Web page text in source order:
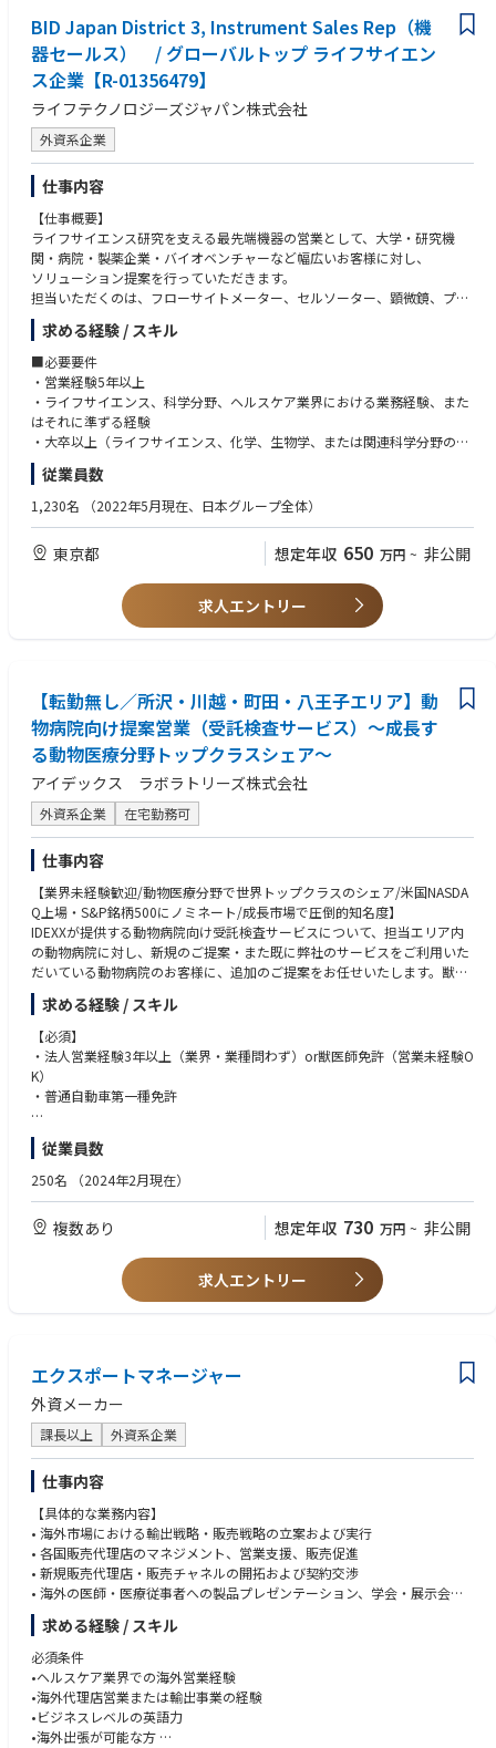
・現場実務を自ら担いながら、社内外の関係者をリードできるプレイング
マネージャー志向
・基本的なPCスキル（Excel、Word、PowerPoint、Teams等）
歓迎要件
・サプライヤー監査、品質契約、工程移管、プロセスバリデーション、リ
スクマネジメントの経験
・ISO 13485認証組織でのQMS運用、SOP・WI・仕様書等の作成または改
訂経験
・薬機法、QMS省令、FDA、CEマーキング、EU MDR等に関する知識また
は関連業務経験
・購買、調達、在庫管理、原価・契約交渉、代替サプライヤー選定の経験
・部門横断プロジェクトまたは少人数チームのマネジメント経験
求める人物像
・製造、品質、薬事、購買、物流の境界を越えて課題を整理し、関係者を
動かせる方
学び、将来的な業務オーナーを目指せる方
・文書・記録の正確性を重視しつつ、供給や納期とのバランスを考えて現
実的な解決策を提示できる方
・役割分担が固定されすぎていない環境でも、優先順位を判断し、柔軟に
手を動かせる方
BID Japan District 3, Instrument Sales Rep（機
器セールス） / グローバルトップ ライフサイエン
ス企業【R-01356479】
ライフテクノロジーズジャパン株式会社
外資系企業
仕事内容
【仕事概要】
ライフサイエンス研究を支える最先端機器の営業として、大学・研究機
関・病院・製薬企業・バイオベンチャーなど幅広いお客様に対し、
ソリューション提案を行っていただきます。
担当いただくのは、フローサイトメーター、セルソーター、顕微鏡、プレ
ートリーダー、自動核酸抽出装置、NanoDropなど、
研究現場に欠かせない中大型機器群です。
近年、当事業は継続的な成長を続けており、大型機器ビジネスも拡大して
います。今後も新製品の上市を予定しており、
市場成長とともに営業として大きな裁量とチャレンジ機会を得られる環境
です。
を深く理解し、最適なソリューションを提案する
「コンサルティブ セリング（提案型営業）」を実践いただきます。
信頼されるアドバイザーとして、お客様の研究成果や事業目標の達成を支
援しながら、長期的なパートナーシップを構築していただきます。
スのポートフォリオを活用し、お客様とともに
「より健康で、よりクリーンで、より安全な世界」の実現に貢献していた
・研究・医療分野のお客様への提案営業
大学・研究機関を中心に、病院、製薬企業、バイオベンチャー、中小企
業などのお客様に対して営業活動を行います。
お客様の研究テーマ、アプリケーション、ワークフローや課題を深く理
解し、最適な機器・試薬・サービスを組み合わせた
ソリューション提案を行います。
・大型機器・先端機器の提案
フローサイトメーター、セルソーター、顕微鏡、プレートリーダー、自
動核酸抽出装置、NanoDropなどの先端機器を担当いただきます。
数百万円から数千万円規模の大型案件や研究設備導入プロジェクトを推
進し、高度な提案力やプロジェクトマネジメント力を発揮いただきます。
・戦略的営業計画の策定・実行
担当エリアおよび主要顧客に対する営業戦略を立案し、売上目標達成に
向けたアクションプランを実行します。
市場動向や顧客ニーズを分析し、新規案件の創出および既存顧客との取
引拡大を推進します。
・主要顧客との関係構築
研究者、医師、施設責任者、購買担当者、経営層など、さまざまなステ
ークホルダーとの関係を構築し、
長期的なパートナーシップを形成します。
・代理店マネジメント
販売代理店との関係構築および協業推進も重要なミッションです。
定期訪問や製品勉強会、販売戦略の共有を通じて販売体制を強化し、市
場拡大を推進します。
・社内連携によるチーム営業
クニカルサポート、マーケティングなどの関連部門と
連携しながら案件を推進します。
マトリックス組織の中でチームワークを発揮し、お客様に最適なソリュ
ーションを提供します。
・CRMを活用した営業管理
【組織】
東京または名古屋を拠点とし、以下エリアをご担当いただきます。
・名古屋
・埼玉
・仙台
・その他周辺地域
※担当エリア内での出張を伴う営業活動があります（50〜75％程度）※定
期的に東京本社への出社があります
​※首都圏もしくは名古屋（愛知県）在住の方が対象です
【働き方】
顧客訪問とWeb商談を組み合わせた営業スタイル
担当エリア内での出張あり
チーム連携を重視した営業体制
Salesforceを活用した営業管理
新製品トレーニングおよび技術サポート体制あり
【このポジションの魅力】
・成長市場 × 高付加価値営業
求める経験 / スキル
■必要要件
・営業経験5年以上
・ライフサイエンス、科学分野、ヘルスケア業界における業務経験、また
はそれに準ずる経験
・大卒以上（ライフサイエンス、化学、生物学、または関連科学分野の学
位および修士号歓迎）
・ネイティブレベルの日本語
・顧客のアプリケーションやワークフローを理解できる技術的知識
・CRM（Salesforce等）およびMicrosoft Officeの使用経験
・分析力および営業戦略立案能力
・売上目標達成の実績
・普通自動車運転免許（実際に運転可能な方）
・フローサイトメーター、セルソーター、顕微鏡等の取扱経験
・大型設備案件の営業経験
・代理店マネジメント経験
・その他外国語能力
■求める人物像
・顧客課題を深く理解し、提案型営業を実践したい方
・主体的に考え、行動できる方
・新しいチャレンジを楽しめる方
・社外の関係者と円滑なコミュニケーションを取りながら案件を推進でき
る方
・チームで成果を出すことを大切にできる方
・Thermo Fisher ScientificのCore Valuesに共感し、体現できる方
・Integrity（誠実さ）
・Intensity（情熱・実行力）
・Innovation（革新性）
・Involvement（参画・協働）
従業員数
1,230名 （2022年5月現在、日本グループ全体）
東京都 想定年収 650 万円 ~ 非公開
求人エントリー
【転勤無し／所沢・川越・町田・八王子エリア】動
物病院向け提案営業（受託検査サービス）～成長す
る動物医療分野トップクラスシェア～
アイデックス ラボラトリーズ株式会社
外資系企業 在宅勤務可
仕事内容
【業界未経験歓迎/動物医療分野で世界トップクラスのシェア/米国NASDA
Q上場・S&P銘柄500にノミネート/成長市場で圧倒的知名度】
IDEXXが提供する動物病院向け受託検査サービスについて、担当エリア内
の動物病院に対し、新規のご提案・また既に弊社のサービスをご利用いた
だいている動物病院のお客様に、追加のご提案をお任せいたします。獣医
師のお客様はアイデックスの製品・サービスのいずれかをご利用いただい
たことがある方がほとんどですので、新規の営業も比較的行いやすい環境
です。
■担当エリアと働き方
泊りがけの出張が発生する場合もあります。直行直帰の営業スタイルで新
規顧客・既存顧客への新規製品提案です（社用車、PC、携帯電話、iPad
貸与）スケジュールはご自身で立てていただきますので、ワークライフバ
■評価制度
達成率に応じてインセンティブの支給があります。成果に応じて評価を受
ける環境で働きたいという方にはモチベーションとなる環境です。
（１）質の高さ
同社は一般検査（血液検査・結晶検査）、遺伝子検査（ＰＣＲ等）、病理
（２）スピード
全国から検体到着後３日以内にデータをお返しするお約束をしています。
繁忙期を含め、１年間で９７％が到着後24時間以内にWEBデータにて返答
が完了しています。バイク便なども提供しているため、急ぎの依頼にもス
ムーズに対応している。
■同社の特徴
同社は本社をアメリカに置き、世界175ヶ国に展開している企業です。Nas
daq100銘柄、S&P500銘柄にノミネートされる安定した基盤を持ち、日
本支社は前年比10%以上の成長を続けています。業界の中でのアイデック
スの強みは、開発投資を積極的に行う事で生み出された製品力とサービス
の豊富さにあります。アイデックスは国内で唯一、医療機器、検査サービ
ス、検査キットの3点を自社で提供している企業です。一方で、ワークラ
イフバランスが整っており、女性が長期にわたり働きやすい環境であるた
め、女性の在籍率は50%を超えています。
求める経験 / スキル
【必須】
・法人営業経験3年以上（業界・業種問わず）or獣医師免許（営業未経験O
K）
・普通自動車第一種免許
【歓迎】
・メーカーでの提案営業経験
・動物病院向け営業経験
従業員数
250名 （2024年2月現在）
複数あり 想定年収 730 万円 ~ 非公開
求人エントリー
エクスポートマネージャー
外資メーカー
課長以上 外資系企業
仕事内容
【具体的な業務内容】
• 海外市場における輸出戦略・販売戦略の立案および実行
• 各国販売代理店のマネジメント、営業支援、販売促進
• 新規販売代理店・販売チャネルの開拓および契約交渉
• 海外の医師・医療従事者への製品プレゼンテーション、学会・展示会で
の販促活動
• 日本国内のクリニカルセールスチームと連携した海外販促活動
• 薬事・規制対応チームと連携し、各国の輸出・規制要件への対応
• 輸出事業の拡大に向けた組織づくり、人材育成、業務改善
• 売上・利益計画の策定および事業管理
求める経験 / スキル
必須条件
•ヘルスケア業界での海外営業経験
•海外代理店営業または輸出事業の経験
•ビジネスレベルの英語力
•海外出張が可能な方